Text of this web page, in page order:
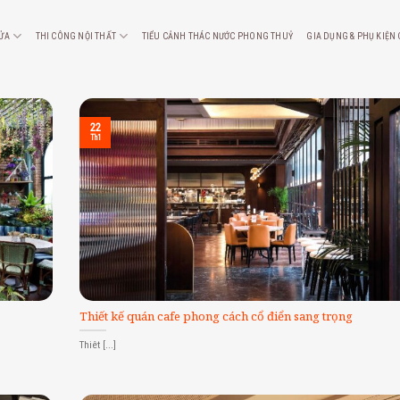
THI CÔNG NỘI THẤT TIỂU CẢNH THÁC NƯỚC PHONG THUỶ GIA DỤNG & PHỤ KIỆN
Thiết kế quán cafe phong cách cổ điển sang trọng
Thiêt [...]
22
Th1